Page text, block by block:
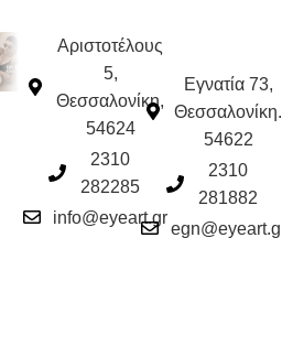
Αριστοτέλους
5,
Θεσσαλονίκη,
54624
2310
282285
info@eyeart.gr
Εγνατία 73,
Θεσσαλονίκη.
54622
2310
281882